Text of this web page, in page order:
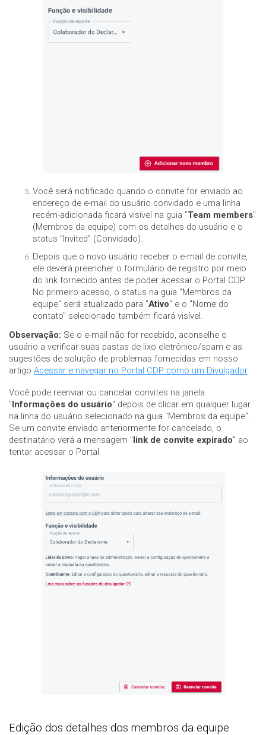
Você será notificado quando o convite for enviado ao
endereço de e-mail do usuário convidado e uma linha
recém-adicionada ficará visível na guia "Team members"
(Membros da equipe) com os detalhes do usuário e o
status "Invited" (Convidado).
Depois que o novo usuário receber o e-mail de convite,
ele deverá preencher o formulário de registro por meio
do link fornecido antes de poder acessar o Portal CDP.
No primeiro acesso, o status na guia "Membros da
equipe" será atualizado para "Ativo" e o "Nome do
contato" selecionado também ficará visível.
Observação: Se o e-mail não for recebido, aconselhe o
usuário a verificar suas pastas de lixo eletrônico/spam e as
sugestões de solução de problemas fornecidas em nosso
artigo Acessar e navegar no Portal CDP como um Divulgador.
Você pode reenviar ou cancelar convites na janela
"Informações do usuário" depois de clicar em qualquer lugar
na linha do usuário selecionado na guia "Membros da equipe".
Se um convite enviado anteriormente for cancelado, o
destinatário verá a mensagem "link de convite expirado" ao
tentar acessar o Portal.
Edição dos detalhes dos membros da equipe